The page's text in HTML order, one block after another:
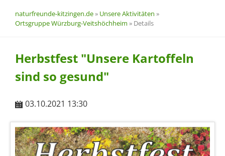
naturfreunde-kitzingen.de» Unsere Aktivitäten »
Ortsgruppe Würzburg-Veitshöchheim » Details
Herbstfest "Unsere Kartoffeln
sind so gesund"
03.10.2021 13:30